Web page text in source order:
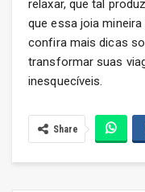
relaxar, que tal
que essa joia
confira mais dicas
transformar suas
inesquecíveis.
Share